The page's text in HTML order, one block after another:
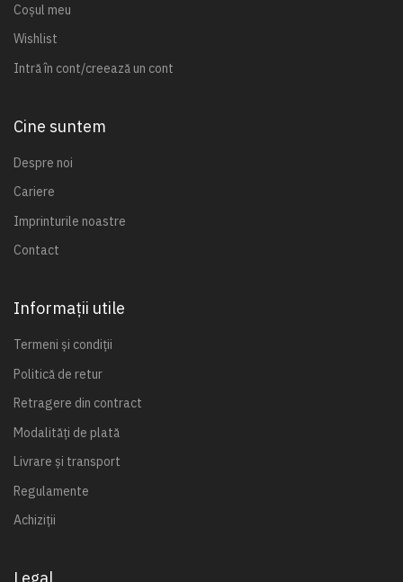
Coșul meu
Wishlist
Intră în cont/creează un cont
Cine suntem
Despre noi
Cariere
Imprinturile noastre
Contact
Informații utile
Termeni și condiții
Politică de retur
Retragere din contract
Modalități de plată
Livrare și transport
Regulamente
Achiziții